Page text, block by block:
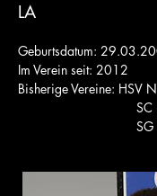
LA
Geburtsdatum:
Im Verein seit: 2012
Bisherige Vereine: HSV